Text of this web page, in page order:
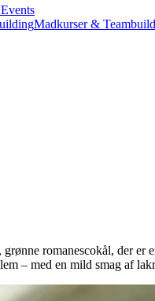
Madkurser &
romanescokål, der
– med en mild smag af